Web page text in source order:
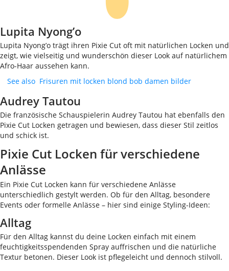
Lupita Nyong’o
Lupita Nyong’o trägt ihren Pixie Cut oft mit natürlichen Locken und
zeigt, wie vielseitig und wunderschön dieser Look auf natürlichem
Afro-Haar aussehen kann.
See also Frisuren mit locken blond bob damen bilder
Audrey Tautou
Die französische Schauspielerin Audrey Tautou hat ebenfalls den
Pixie Cut Locken getragen und bewiesen, dass dieser Stil zeitlos
und schick ist.
Pixie Cut Locken für verschiedene
Anlässe
Ein Pixie Cut Locken kann für verschiedene Anlässe
unterschiedlich gestylt werden. Ob für den Alltag, besondere
Events oder formelle Anlässe – hier sind einige Styling-Ideen:
Alltag
Für den Alltag kannst du deine Locken einfach mit einem
feuchtigkeitsspendenden Spray auffrischen und die natürliche
Textur betonen. Dieser Look ist pflegeleicht und dennoch stilvoll.